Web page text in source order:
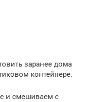
заранее дома
контейнере.
и смешиваем с